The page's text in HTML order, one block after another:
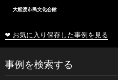
大船渡市民文化会館
❤ お気に入り保存した事例を見る
事例を検索する